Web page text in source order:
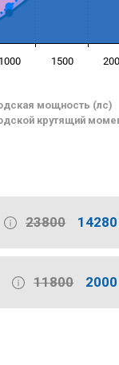
мощность (лс)
крутящий
1000 1500
23800
11800